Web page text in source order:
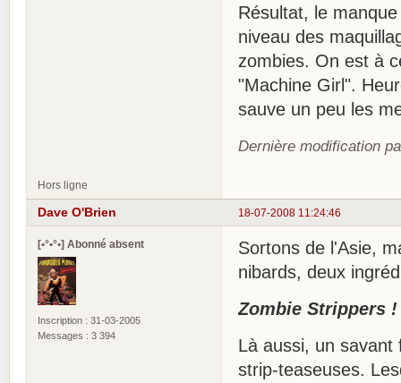
Résultat, le
niveau des
zombies. On est à
"Machine Girl".
sauve un peu les
Dernière modification
Hors ligne
18-07-2008 11:24:46
Dave O'Brien
[•°•°•] Abonné absent
Inscription : 31-03-2005
Messages : 3 394
Sortons de l'Asie,
nibards, deux
Zombie Strippers !
Là aussi, un savant
strip-teaseuses.